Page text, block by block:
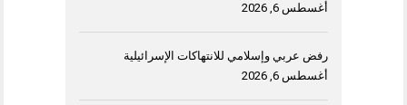
أغسطس 6, 2026
رفض عربي وإسلامي للانتهاكات الإسرائيلية
أغسطس 6, 2026